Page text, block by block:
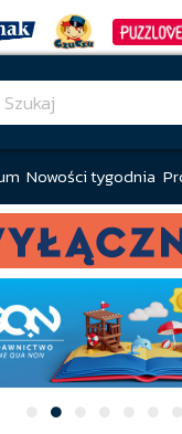
Nowości tygodnia